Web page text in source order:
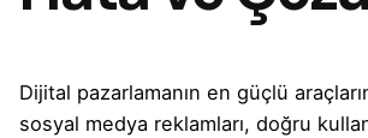
Dijital pazarlamanın en güçlü
sosyal medya reklamları, doğru